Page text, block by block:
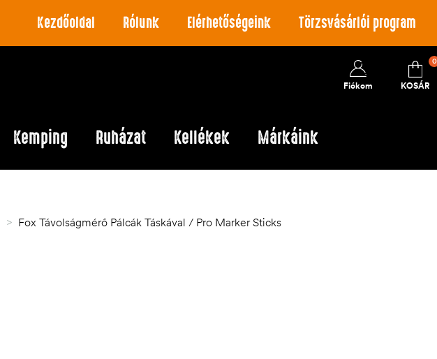
Kezdőoldal Rólunk Elérhetőségeink Törzsvásárlói program
Fiókom KOSÁR
0
Kemping Ruházat Kellékek Márkáink
> Fox Távolságmérő Pálcák Táskával / Pro Marker Sticks